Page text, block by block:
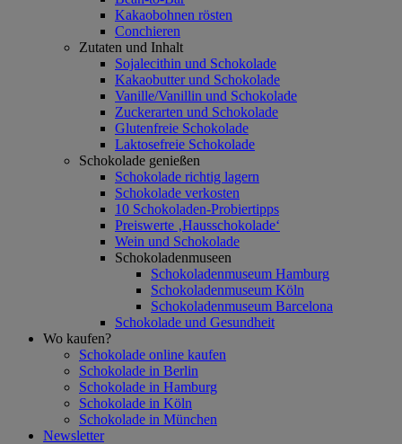
Kakaobohnen rösten
Conchieren
Zutaten und Inhalt
Sojalecithin und Schokolade
Kakaobutter und Schokolade
Vanille/Vanillin und Schokolade
Zuckerarten und Schokolade
Glutenfreie Schokolade
Laktosefreie Schokolade
Schokolade genießen
Schokolade richtig lagern
Schokolade verkosten
10 Schokoladen-Probiertipps
Preiswerte ‚Hausschokolade‘
Wein und Schokolade
Schokoladenmuseen
Schokoladenmuseum Hamburg
Schokoladenmuseum Köln
Schokoladenmuseum Barcelona
Schokolade und Gesundheit
Wo kaufen?
Schokolade online kaufen
Schokolade in Berlin
Schokolade in Hamburg
Schokolade in Köln
Schokolade in München
Newsletter